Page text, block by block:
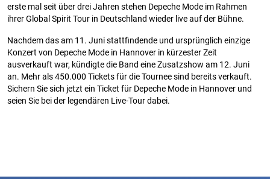
erste mal seit über drei Jahren stehen Depeche Mode im Rahmen
ihrer Global Spirit Tour in Deutschland wieder live auf der Bühne.
Nachdem das am 11. Juni stattfindende und ursprünglich einzige
Konzert von Depeche Mode in Hannover in kürzester Zeit
ausverkauft war, kündigte die Band eine Zusatzshow am 12. Juni
an. Mehr als 450.000 Tickets für die Tournee sind bereits verkauft.
Sichern Sie sich jetzt ein Ticket für Depeche Mode in Hannover und
seien Sie bei der legendären Live-Tour dabei.